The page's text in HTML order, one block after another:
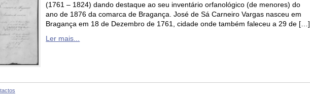
(1761 – 1824) dando destaque ao seu inventário orfanológico (de menores) do
ano de 1876 da comarca de Bragança. José de Sá Carneiro Vargas nasceu em
Bragança em 18 de Dezembro de 1761, cidade onde também faleceu a 29 de […]
Ler mais...